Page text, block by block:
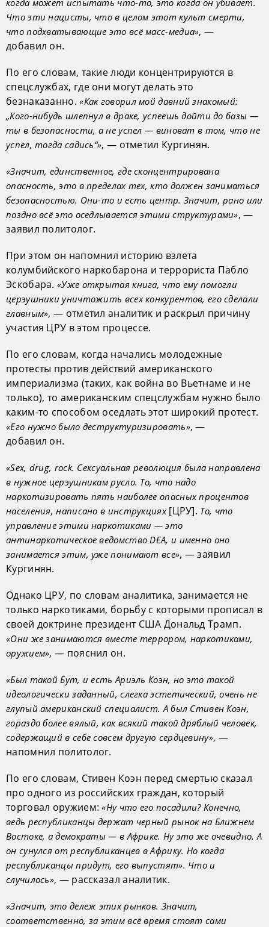
Что эти нацисты, что в целом этот культ смерти,
что подхватывающие это всё масс-медиа», —
добавил он.
По его словам, такие люди концентрируются в
спецслужбах, где они могут делать это
безнаказанно.«Как говорил мой давний знакомый:
„Кого-нибудь шлепнул в драке, успеешь дойти до базы —
ты в безопасности, а не успел — виноват в том, что не
успел, тогда садись“», — отметил Кургинян.
«Значит, единственное, где сконцентрирована
опасность, это в пределах тех, кто должен заниматься
безопасностью. Они-то и есть центр. Значит, рано или
поздно всё это оседлывается этими структурами», —
заявил политолог.
При этом он напомнил историю взлета
колумбийского наркобарона и террориста Пабло
Эскобара. «Уже открытая книга, что ему помогли
церэушники уничтожить всех конкурентов, его сделали
главным», — отметил аналитик и раскрыл причину
участия ЦРУ в этом процессе.
По его словам, когда начались молодежные
протесты против действий американского
империализма (таких, как война во Вьетнаме и не
только), то американским спецслужбам нужно было
каким-то способом оседлать этот широкий протест.
«Его нужно было деструктуризировать», —
добавил он.
«Sex, drug, rock. Сексуальная революция была направлена
в нужное церэушникам русло. То, что надо
наркотизировать пять наиболее опасных процентов
населения, написано в инструкциях[ЦРУ]. То, что
управление этими наркотиками — это
антинаркотическое ведомство DEA, и именно оно
занимается этим, уже понимают все», — заявил
Кургинян.
Однако ЦРУ, по словам аналитика, занимается не
только наркотиками, борьбу с которыми прописал в
своей доктрине президент США Дональд Трамп.
«Они же занимаются вместе террором, наркотиками,
оружием», — пояснил он.
«Был такой Бут, и есть Ариэль Коэн, но это такой
идеологически заданный, слегка эстетический, очень не
глупый американский специалист. А был Стивен Коэн,
гораздо более вялый, как всякий такой дряблый человек,
содержащий в себе совсем другую сердцевину», —
напомнил политолог.
По его словам, Стивен Коэн перед смертью сказал
про одного из российских граждан, который
торговал оружием:«Ну что его посадили? Конечно,
ведь республиканцы держат черный рынок на Ближнем
Востоке, а демократы — в Африке. Ну это же очевидно. А
он сунулся от республиканцев в Африку. Но когда
республиканцы придут, его выпустят». Что и
случилось», — рассказал аналитик.
«Значит, это дележ этих рынков. Значит,
соответственно, за этим всё время стоят сами